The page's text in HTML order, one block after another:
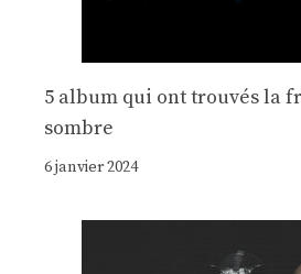
5 album qui ont trouvés la
sombre
6 janvier 2024